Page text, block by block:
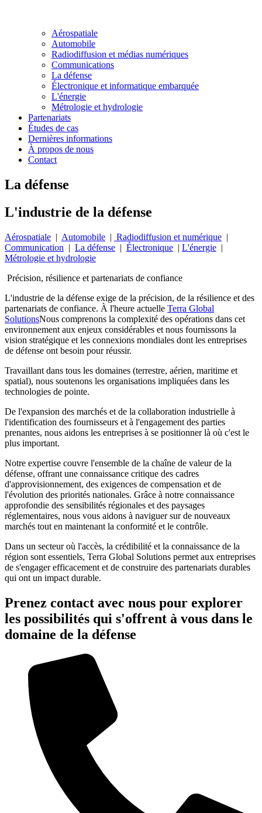
Aérospatiale
Automobile
Radiodiffusion et médias numériques
Communications
La défense
Électronique et informatique embarquée
L'énergie
Métrologie et hydrologie
Partenariats
Études de cas
Dernières informations
À propos de nous
Contact
La défense
L'industrie de la défense
Aérospatiale | Automobile | Radiodiffusion et numérique |
Communication | La défense | Électronique | L'énergie |
Métrologie et hydrologie
Précision, résilience et partenariats de confiance
L'industrie de la défense exige de la précision, de la résilience et des
partenariats de confiance. À l'heure actuelle Terra Global
SolutionsNous comprenons la complexité des opérations dans cet
environnement aux enjeux considérables et nous fournissons la
vision stratégique et les connexions mondiales dont les entreprises
de défense ont besoin pour réussir.
Travaillant dans tous les domaines (terrestre, aérien, maritime et
spatial), nous soutenons les organisations impliquées dans les
technologies de pointe.
De l'expansion des marchés et de la collaboration industrielle à
l'identification des fournisseurs et à l'engagement des parties
prenantes, nous aidons les entreprises à se positionner là où c'est le
plus important.
Notre expertise couvre l'ensemble de la chaîne de valeur de la
défense, offrant une connaissance critique des cadres
d'approvisionnement, des exigences de compensation et de
l'évolution des priorités nationales. Grâce à notre connaissance
approfondie des sensibilités régionales et des paysages
réglementaires, nous vous aidons à naviguer sur de nouveaux
marchés tout en maintenant la conformité et le contrôle.
Dans un secteur où l'accès, la crédibilité et la connaissance de la
région sont essentiels, Terra Global Solutions permet aux entreprises
de s'engager efficacement et de construire des partenariats durables
qui ont un impact durable.
Prenez contact avec nous pour explorer
les possibilités qui s'offrent à vous dans le
domaine de la défense